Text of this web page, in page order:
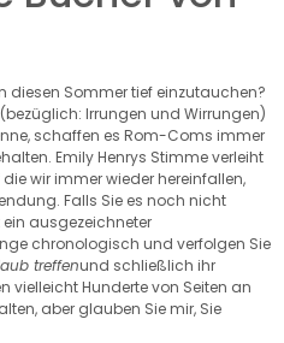
diesen Sommer tief einzutauchen?
Irrungen und Wirrungen)
schaffen es Rom-Coms immer
Emily Henrys Stimme verleiht
wir immer wieder hereinfallen,
Falls Sie es noch nicht
ein ausgezeichneter
chronologisch und verfolgen Sie
treffenund schließlich ihr
vielleicht Hunderte von Seiten an
aber glauben Sie mir, Sie